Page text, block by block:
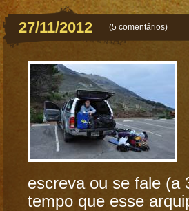
27/11/2012 (5 comentários)
escreva ou se fale (a
tempo que esse